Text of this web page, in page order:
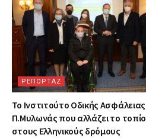
ΡΕΠΟΡΤΑΖ
Το Ινστιτούτο Οδικής Ασφάλειας
Π.Μυλωνάς που αλλάζει το τοπίο
στους Ελληνικούς δρόμους